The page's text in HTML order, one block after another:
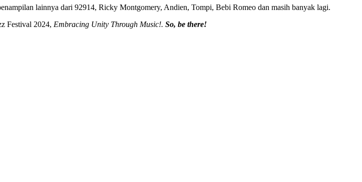
lainnya dari 92914, Ricky Montgomery, Andien, Tompi, Bebi Romeo dan masih banyak lagi.
Festival 2024, Embracing Unity Through Music!. So, be there!